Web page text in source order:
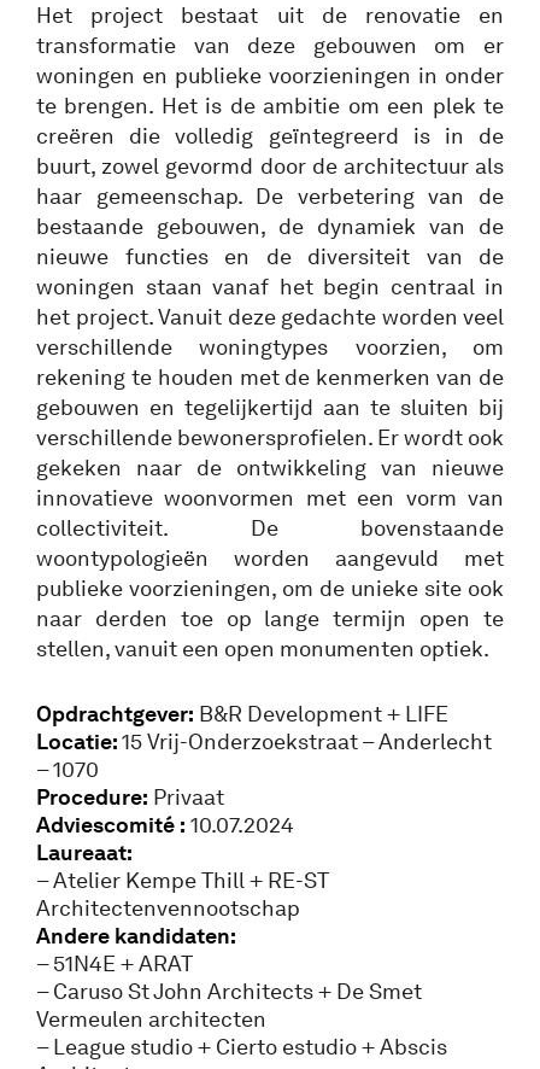
Het project bestaat uit de renovatie en
transformatie van deze gebouwen om er
woningen en publieke voorzieningen in onder
te brengen. Het is de ambitie om een plek te
creëren die volledig geïntegreerd is in de
buurt, zowel gevormd door de architectuur als
haar gemeenschap. De verbetering van de
bestaande gebouwen, de dynamiek van de
nieuwe functies en de diversiteit van de
woningen staan vanaf het begin centraal in
het project. Vanuit deze gedachte worden veel
verschillende woningtypes voorzien, om
rekening te houden met de kenmerken van de
gebouwen en tegelijkertijd aan te sluiten bij
verschillende bewonersprofielen. Er wordt ook
gekeken naar de ontwikkeling van nieuwe
innovatieve woonvormen met een vorm van
collectiviteit. De bovenstaande
woontypologieën worden aangevuld met
publieke voorzieningen, om de unieke site ook
naar derden toe op lange termijn open te
stellen, vanuit een open monumenten optiek.
Opdrachtgever: B&R Development + LIFE
Locatie:15 Vrij-Onderzoekstraat – Anderlecht
– 1070
Procedure: Privaat
Adviescomité : 10.07.2024
Laureaat:
– Atelier Kempe Thill + RE-ST
Architectenvennootschap
Andere kandidaten:
– 51N4E + ARAT
– Caruso St John Architects + De Smet
Vermeulen architecten
– League studio + Cierto estudio + Abscis